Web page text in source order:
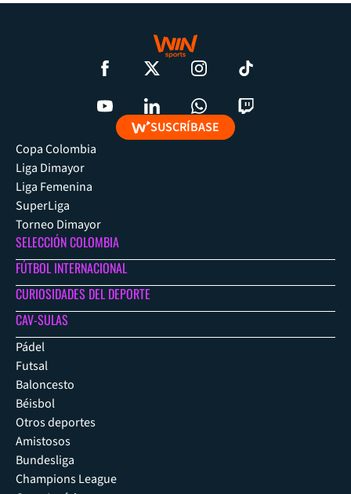
SUSCRÍBASE
Copa Colombia
Liga Dimayor
Liga Femenina
SuperLiga
Torneo Dimayor
SELECCIÓN COLOMBIA
FÚTBOL INTERNACIONAL
CURIOSIDADES DEL DEPORTE
CAV-SULAS
Pádel
Futsal
Baloncesto
Béisbol
Otros deportes
Amistosos
Bundesliga
Champions League